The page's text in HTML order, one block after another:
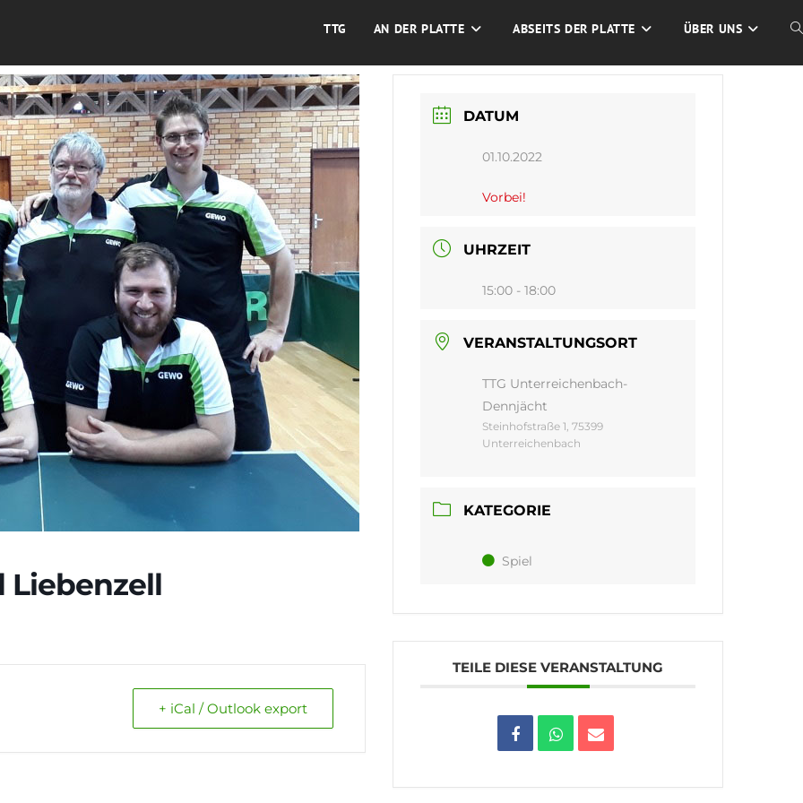
TTG AN DER PLATTE ABSEITS DER PLATTE ÜBER UNS
Liebenzell
+ iCal / Outlook export
DATUM
01.10.2022
Vorbei!
UHRZEIT
15:00 - 18:00
VERANSTALTUNGSORT
TTG Unterreichenbach-
Dennjächt
Steinhofstraße 1, 75399
Unterreichenbach
KATEGORIE
Spiel
TEILE DIESE VERANSTALTUNG